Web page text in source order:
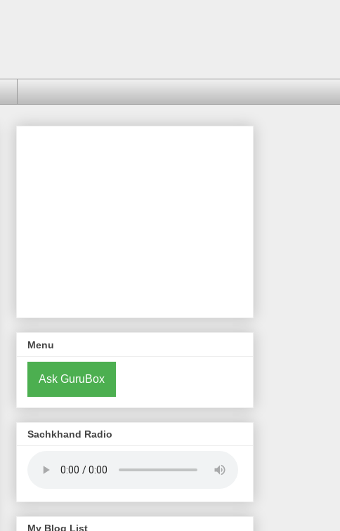
Menu
Ask GuruBox
Sachkhand Radio
My Blog List